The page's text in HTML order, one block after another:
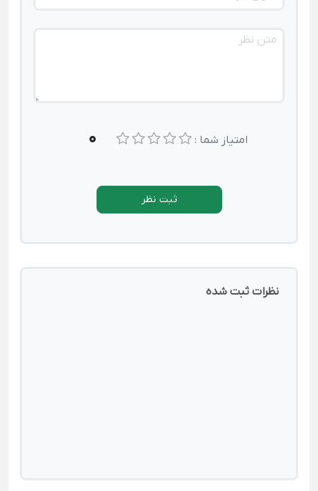
امتیاز شما : 0
ثبت نظر
نظرات ثبت شده